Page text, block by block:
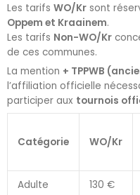
Les tarifs WO/Kr sont
Oppem et Kraainem.
Les tarifs Non-WO/Kr
de ces communes.
La mention + TPPWB
l’affiliation officielle
participer aux tournois
Catégorie WO/Kr
Adulte 130 €